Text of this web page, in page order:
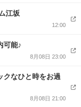
迎
り
江坂
12:00
可能♪
8月08日 23:00
クなひと時をお過
8月08日 21:00